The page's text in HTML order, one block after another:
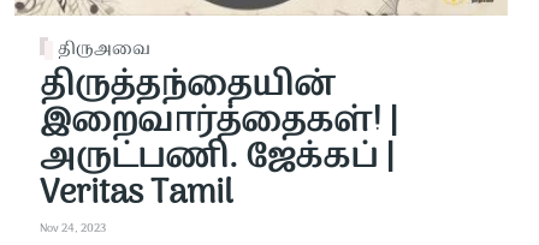
திருஅவை
திருத்தந்தையின்
இறைவார்த்தைகள்! |
அருட்பணி. ஜேக்கப் |
Veritas Tamil
Nov 24, 2023